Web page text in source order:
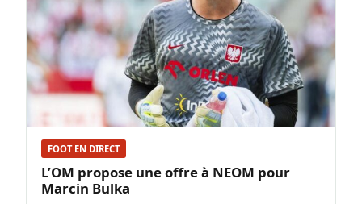
FOOT EN DIRECT
L’OM propose une offre à NEOM pour
Marcin Bulka